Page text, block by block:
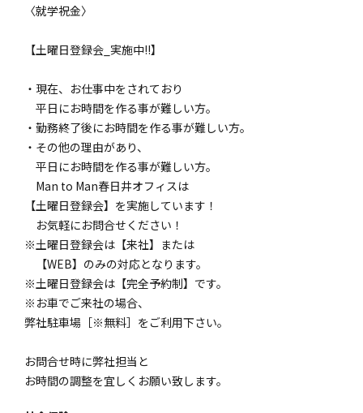
〈就学祝金〉
【土曜日登録会_実施中!!】
・現在、お仕事中をされており
平日にお時間を作る事が難しい方。
・勤務終了後にお時間を作る事が難しい方。
・その他の理由があり、
平日にお時間を作る事が難しい方。
Man to Man春日井オフィスは
【土曜日登録会】を実施しています！
お気軽にお問合せください！
※土曜日登録会は【来社】または
【WEB】のみの対応となります。
※土曜日登録会は【完全予約制】です。
※お車でご来社の場合、
弊社駐車場［※無料］をご利用下さい。
お問合せ時に弊社担当と
お時間の調整を宜しくお願い致します。